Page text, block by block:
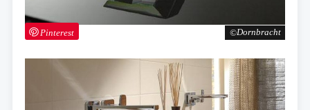
Dornbracht
Pinterest